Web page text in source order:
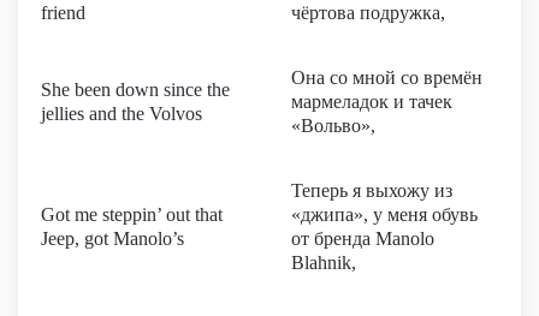
friend
чёртова подружка,
Shе been down since the
jelliеs and the Volvos
Она со мной со времён
мармеладок и тачек
«Вольво»,
Got me steppin’ out that
Jeep, got Manolo’s
Теперь я выхожу из
«джипа», у меня обувь
от бренда Manolo
Blahnik,